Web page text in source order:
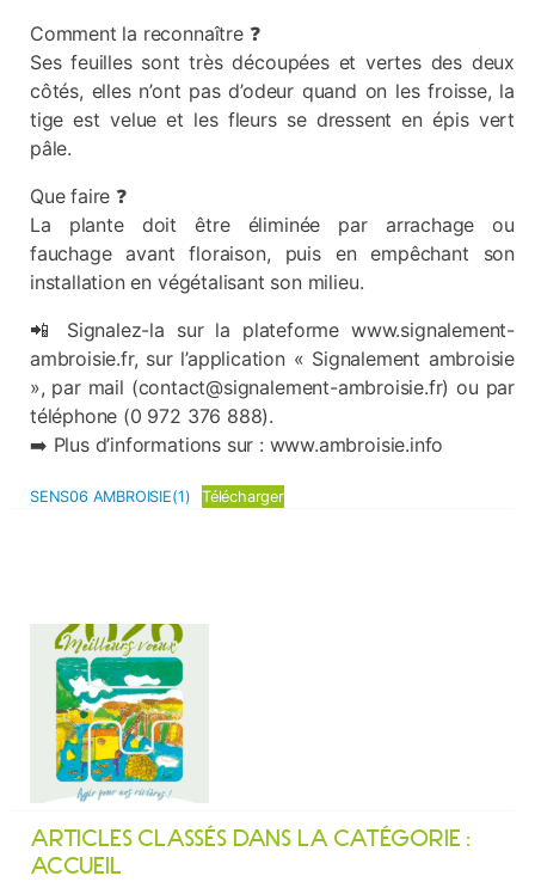
Comment la reconnaître ❓️
Ses feuilles sont très découpées et vertes des deux
côtés, elles n’ont pas d’odeur quand on les froisse, la
tige est velue et les fleurs se dressent en épis vert
pâle.
Que faire ❓️
La plante doit être éliminée par arrachage ou
fauchage avant floraison, puis en empêchant son
installation en végétalisant son milieu.
📲 Signalez-la sur la plateforme www.signalement-
ambroisie.fr, sur l’application « Signalement ambroisie
», par mail (contact@signalement-ambroisie.fr) ou par
téléphone (0 972 376 888).
➡️ Plus d’informations sur : www.ambroisie.info
SENS06 AMBROISIE(1) Télécharger
ARTICLES CLASSÉS DANS LA CATÉGORIE :
ACCUEIL